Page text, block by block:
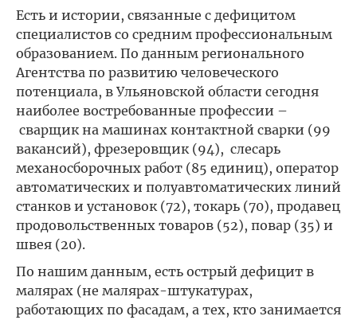
Есть и истории, связанные с дефицитом
специалистов со средним профессиональным
образованием. По данным регионального
Агентства по развитию человеческого
потенциала, в Ульяновской области сегодня
наиболее востребованные профессии –
сварщик на машинах контактной сварки (99
вакансий), фрезеровщик (94), слесарь
механосборочных работ (85 единиц), оператор
автоматических и полуавтоматических линий
станков и установок (72), токарь (70), продавец
продовольственных товаров (52), повар (35) и
швея (20).
По нашим данным, есть острый дефицит в
малярах (не малярах-штукатурах,
работающих по фасадам, а тех, кто занимается